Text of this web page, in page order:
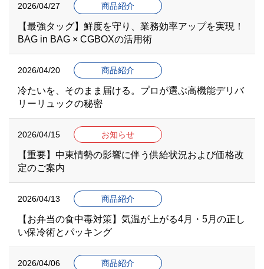
2026/04/27 商品紹介
【最強タッグ】鮮度を守り、業務効率アップを実現！
BAG in BAG × CGBOXの活用術
2026/04/20 商品紹介
冷たいを、そのまま届ける。プロが選ぶ高機能デリバ
リーリュックの秘密
2026/04/15 お知らせ
【重要】中東情勢の影響に伴う供給状況および価格改
定のご案内
2026/04/13 商品紹介
【お弁当の食中毒対策】気温が上がる4月・5月の正し
い保冷術とパッキング
2026/04/06 商品紹介